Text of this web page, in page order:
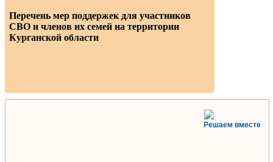
Перечень мер поддержек для участников
СВО и членов их семей на территории
Курганской области
Решаем вместе